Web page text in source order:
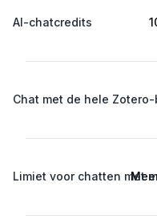
AI-chatcredits
Chat met de hele
Limiet voor chatten met